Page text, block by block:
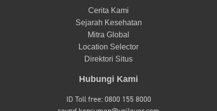
Cerita Kami
Sejarah Kesehatan
Mitra Global
Location Selector
Direktori Situs
Hubungi Kami
ID Toll free: 0800 155 8000